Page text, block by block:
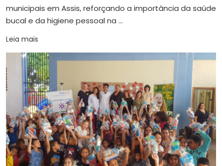
municipais em Assis, reforçando a importância da saúde
bucal e da higiene pessoal na ...
Leia mais